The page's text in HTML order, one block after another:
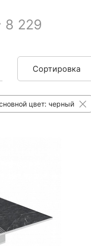
8 229
Сортировка
цвет: черный